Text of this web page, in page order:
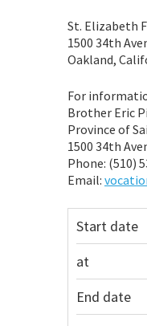
St. Elizabeth
1500 34th
Oakland,
For
Brother Eric
Province of
1500 34th
Phone: (510)
Email:
Start date
at
End date